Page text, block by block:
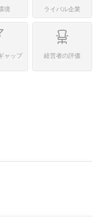
境 ライバル企業
ャップ 経営者の評価